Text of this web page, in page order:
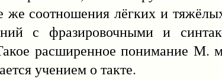
же соотношения лёгких и
с фразировочными и
расширенное понимание М.
учением о такте.